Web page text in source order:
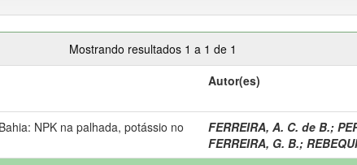
Mostrando resultados 1 a 1 de 1
Autor(es)
NPK na palhada, potássio no
FERREIRA, A. C. de B.;
FERREIRA, G. B.;